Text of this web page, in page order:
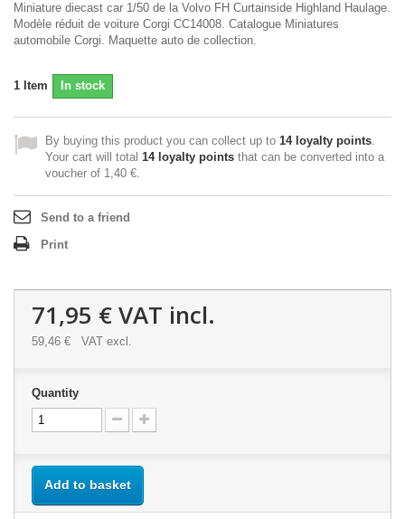
Miniature diecast car 1/50 de la Volvo FH Curtainside Highland Haulage.
Modèle réduit de voiture Corgi CC14008. Catalogue Miniatures
automobile Corgi. Maquette auto de collection.
1 Item In stock
By buying this product you can collect up to 14loyalty points.
Your cart will total 14loyalty points that can be converted into a
voucher of 1,40 €.
Send to a friend
Print
71,95 €VAT incl.
59,46 € VAT excl.
Quantity
Add to basket